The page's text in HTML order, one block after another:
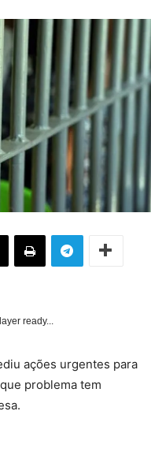
ready...
ações urgentes para
problema tem